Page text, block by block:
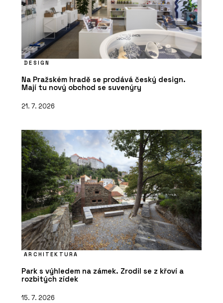
DESIGN
Na Pražském hradě se prodává český design.
Mají tu nový obchod se suvenýry
21. 7. 2026
ARCHITEKTURA
Park s výhledem na zámek. Zrodil se z křoví a
rozbitých zídek
15. 7. 2026